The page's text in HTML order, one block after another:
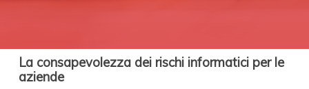
La consapevolezza dei rischi informatici per le
aziende